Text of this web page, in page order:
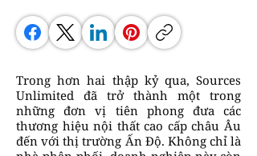
Trong hơn hai thập kỷ qua, Sources
Unlimited đã trở thành một trong
những đơn vị tiên phong đưa các
thương hiệu nội thất cao cấp châu Âu
đến với thị trường Ấn Độ. Không chỉ là